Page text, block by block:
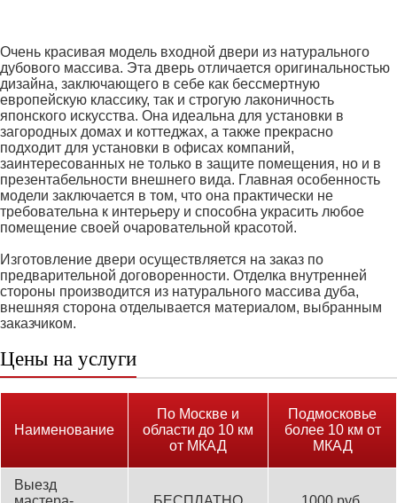
Очень красивая модель входной двери из натурального
дубового массива. Эта дверь отличается оригинальностью
дизайна, заключающего в себе как бессмертную
европейскую классику, так и строгую лаконичность
японского искусства. Она идеальна для установки в
загородных домах и коттеджах, а также прекрасно
подходит для установки в офисах компаний,
заинтересованных не только в защите помещения, но и в
презентабельности внешнего вида. Главная особенность
модели заключается в том, что она практически не
требовательна к интерьеру и способна украсить любое
помещение своей очаровательной красотой.
Изготовление двери осуществляется на заказ по
предварительной договоренности. Отделка внутренней
стороны производится из натурального массива дуба,
внешняя сторона отделывается материалом, выбранным
заказчиком.
Цены на услуги
Наименование
По Москве и
области до 10 км
от МКАД
Подмосковье
более 10 км от
МКАД
Выезд